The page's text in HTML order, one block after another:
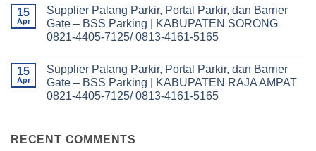
KOTA
SORONG
0821-
4405-
4161-
5165
dan
Barrier
Gate
–
BSS
KABUPATEN
TAMBRAUW
0821-
4405-
5165
on
Supplier
Palang
Parkir,
dan
Barrier
Gate
–
BSS
SORONG
15
Apr
Supplier Palang Parkir, Portal Parkir, dan Barrier
Gate – BSS Parking | KABUPATEN SORONG
0821-4405-7125/ 0813-4161-5165
on
Supplier
Palang
Parkir,
Gate
15
Apr
Supplier Palang Parkir, Portal Parkir, dan Barrier
Gate – BSS Parking | KABUPATEN RAJA AMPAT
0821-4405-7125/ 0813-4161-5165
Supplier
Palang
RECENT COMMENTS